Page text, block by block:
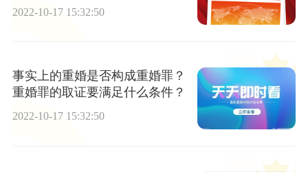
2022-10-17 15:32:50
事实上的重婚是否构成重婚罪？
重婚罪的取证要满足什么条件？
2022-10-17 15:32:50